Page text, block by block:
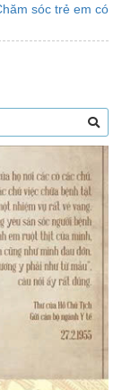
sóc trẻ em có